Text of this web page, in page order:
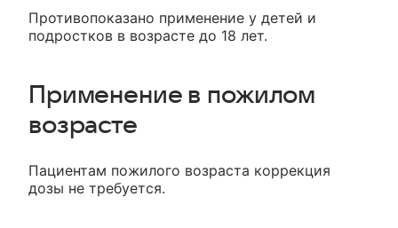
Противопоказано применение у детей и
подростков в возрасте до 18 лет.
Применение в пожилом
возрасте
Пациентам пожилого возраста коррекция
дозы не требуется.